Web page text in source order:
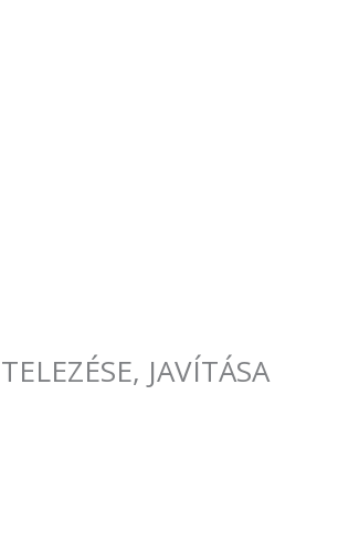
JAVÍTÁSA